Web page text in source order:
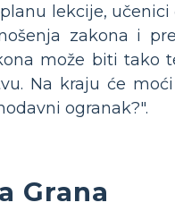
lekcije, učenici
zakona i
može biti tako
Na kraju će
ogranak?".
Grana